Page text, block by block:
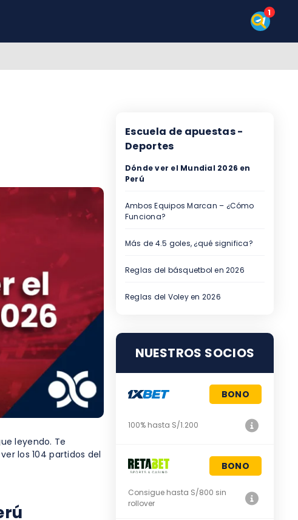
leyendo. Te
los 104 partidos del
Escuela de apuestas -
Deportes
Dónde ver el Mundial 2026 en
Perú
Ambos Equipos Marcan – ¿Cómo
Funciona?
Más de 4.5 goles, ¿qué significa?
Reglas del básquetbol en 2026
Reglas del Voley en 2026
NUESTROS SOCIOS
BONO
100% hasta S/1.200
BONO
Consigue hasta S/800 sin
rollover